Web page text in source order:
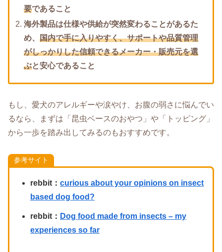
要であること
海外製品は仕様や供給が突然変わることがあるた
め、国内で手に入りやすく、サポートや品質管理
がしっかりした信頼できるメーカー・販売元を選
ぶと安心であること
もし、愛犬のアレルギーや涙やけ、お腹の弱さに悩んでい
るなら、まずは「昆虫ベースのおやつ」や「トッピング」
から一歩を踏み出してみるのもおすすめです。
参考サイト
rebbit： curious about your opinions on insect
based dog food?
rebbit： Dog food made from insects – my
experiences so far